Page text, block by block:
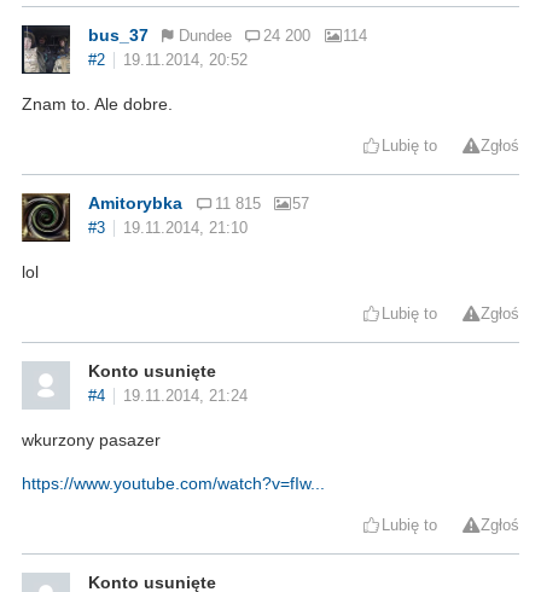
bus_37 Dundee 24 200
114
#2
19.11.2014, 20:52
Znam to. Ale dobre.
Lubię to Zgłoś
Amitorybka 11 815
57
#3
19.11.2014, 21:10
lol
Lubię to Zgłoś
Konto usunięte
#4 19.11.2014, 21:24
wkurzony pasazer
https://www.youtube.com/watch?v=fIw...
Lubię to Zgłoś
Konto usunięte